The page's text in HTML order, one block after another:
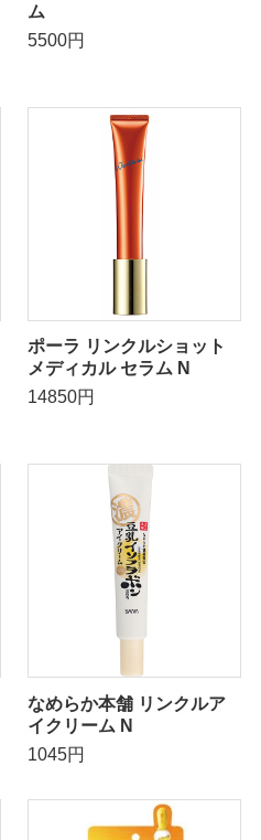
ム
5500円
ポーラ リンクルショット
メディカル セラム N
14850円
なめらか本舗 リンクルア
イクリーム N
1045円